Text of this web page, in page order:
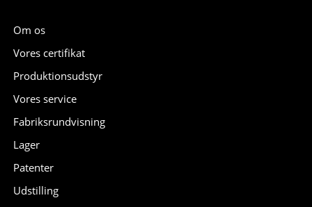
Om os
Vores certifikat
Produktionsudstyr
Vores service
Fabriksrundvisning
Lager
Patenter
Udstilling